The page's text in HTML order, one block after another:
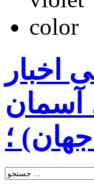
اخبار
آسمان
؛